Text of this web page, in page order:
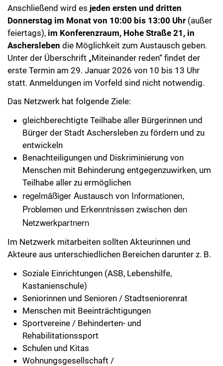
Anschließend wird es jeden ersten und dritten
Donnerstag im Monat von 10:00 bis 13:00 Uhr (außer
feiertags), im Konferenzraum, Hohe Straße 21, in
Aschersleben die Möglichkeit zum Austausch geben.
Unter der Überschrift „Miteinander reden“ findet der
erste Termin am 29. Januar 2026 von 10 bis 13 Uhr
statt. Anmeldungen im Vorfeld sind nicht notwendig.
Das Netzwerk hat folgende Ziele:
gleichberechtigte Teilhabe aller Bürgerinnen und
Bürger der Stadt Aschersleben zu fördern und zu
entwickeln
Benachteiligungen und Diskriminierung von
Menschen mit Behinderung entgegenzuwirken, um
Teilhabe aller zu ermöglichen
regelmäßiger Austausch von Informationen,
Problemen und Erkenntnissen zwischen den
Netzwerkpartnern
Im Netzwerk mitarbeiten sollten Akteurinnen und
Akteure aus unterschiedlichen Bereichen darunter z. B.
Soziale Einrichtungen (ASB, Lebenshilfe,
Kastanienschule)
Seniorinnen und Senioren / Stadtseniorenrat
Menschen mit Beeinträchtigungen
Sportvereine / Behinderten- und
Rehabilitationssport
Schulen und Kitas
Wohnungsgesellschaft /